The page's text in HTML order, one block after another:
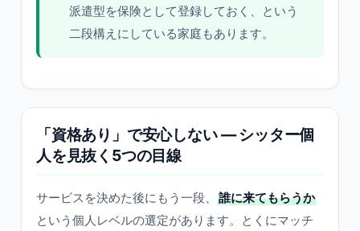
派遣型を保険として登録しておく、という
二段構えにしている家庭もあります。
「資格あり」で安心しない — シッター個
人を見抜く5つの目線
サービスを決めた後にもう一段、
誰に来てもらうか
という個人レベルの選定があります。とくにマッチ